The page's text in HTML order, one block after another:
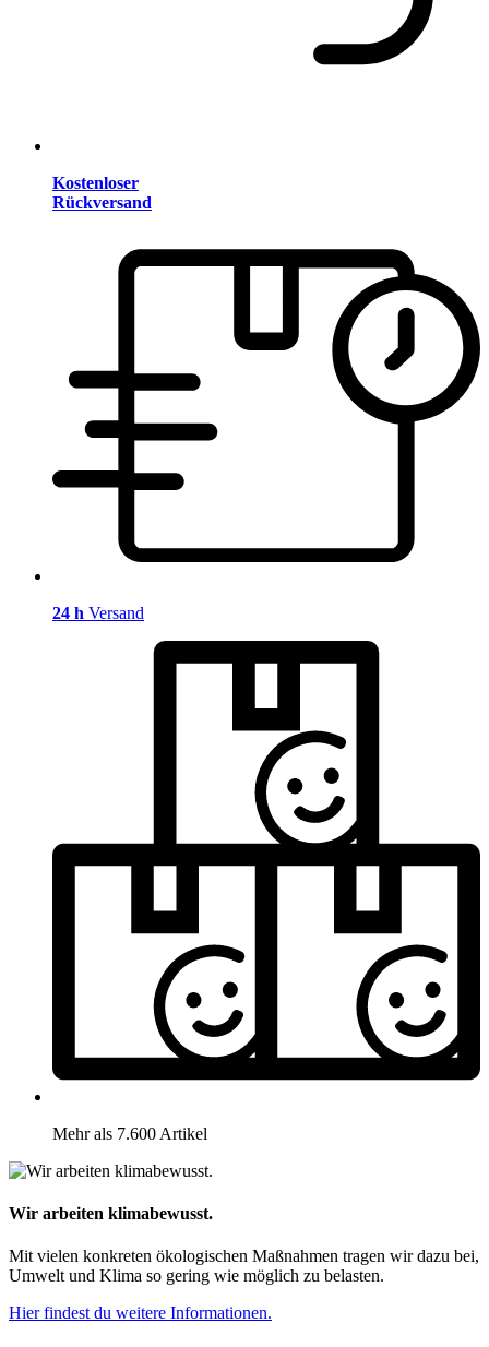
Kostenloser
Rückversand
24 h Versand
Mehr als 7.600 Artikel
Wir arbeiten klimabewusst.
Mit vielen konkreten ökologischen Maßnahmen tragen wir dazu bei,
Umwelt und Klima so gering wie möglich zu belasten.
Hier findest du weitere Informationen.